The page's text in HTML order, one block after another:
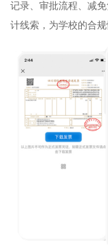
记录、审批流程、减
计线索，为学校的合